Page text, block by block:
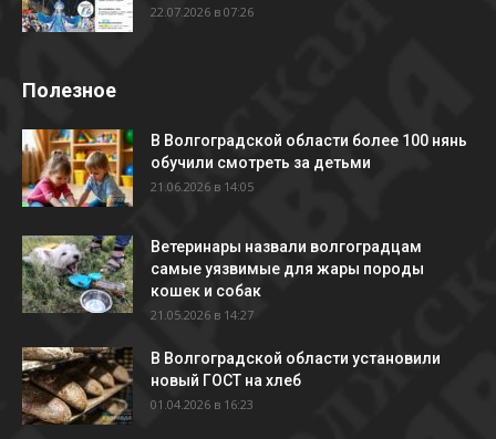
22.07.2026 в 07:26
Полезное
В Волгоградской области более 100 нянь
обучили смотреть за детьми
21.06.2026 в 14:05
Ветеринары назвали волгоградцам
самые уязвимые для жары породы
кошек и собак
21.05.2026 в 14:27
В Волгоградской области установили
новый ГОСТ на хлеб
01.04.2026 в 16:23